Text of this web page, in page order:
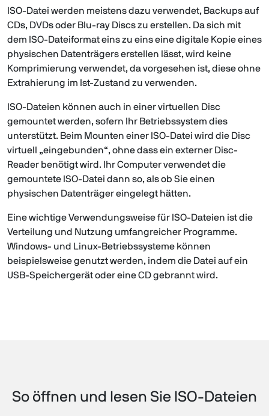
ISO-Datei werden meistens dazu verwendet, Backups auf
CDs, DVDs oder Blu-ray Discs zu erstellen. Da sich mit
dem ISO-Dateiformat eins zu eins eine digitale Kopie eines
physischen Datenträgers erstellen lässt, wird keine
Komprimierung verwendet, da vorgesehen ist, diese ohne
Extrahierung im Ist-Zustand zu verwenden.
ISO-Dateien können auch in einer virtuellen Disc
gemountet werden, sofern Ihr Betriebssystem dies
unterstützt. Beim Mounten einer ISO-Datei wird die Disc
virtuell „eingebunden“, ohne dass ein externer Disc-
Reader benötigt wird. Ihr Computer verwendet die
gemountete ISO-Datei dann so, als ob Sie einen
physischen Datenträger eingelegt hätten.
Eine wichtige Verwendungsweise für ISO-Dateien ist die
Verteilung und Nutzung umfangreicher Programme.
Windows- und Linux-Betriebssysteme können
beispielsweise genutzt werden, indem die Datei auf ein
USB-Speichergerät oder eine CD gebrannt wird.
So öffnen und lesen Sie ISO-Dateien